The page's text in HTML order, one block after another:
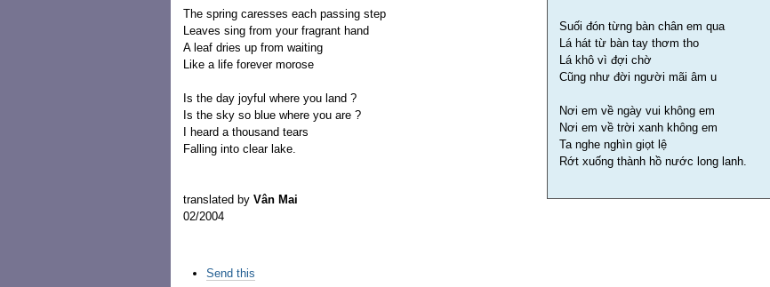
Suối đón từng bàn chân em qua
Lá hát từ bàn tay thơm tho
Lá khô vì đợi chờ
Cũng như đời người mãi âm u
Nơi em về ngày vui không em
Nơi em về trời xanh không em
Ta nghe nghìn giọt lệ
Rớt xuống thành hồ nước long lanh.
The spring caresses each passing step
Leaves sing from your fragrant hand
A leaf dries up from waiting
Like a life forever morose
Is the day joyful where you land ?
Is the sky so blue where you are ?
I heard a thousand tears
Falling into clear lake.
translated by Vân Mai
02/2004
thao
Send this